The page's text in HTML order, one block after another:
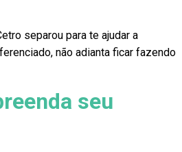
separou para te ajudar a
não adianta ficar fazendo
seu